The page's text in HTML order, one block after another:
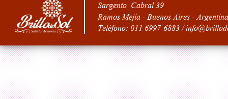
Sargento Cabral 39
Ramos Mejía - Buenos Aires - Argentina
Teléfono: 011 6997-6883 /